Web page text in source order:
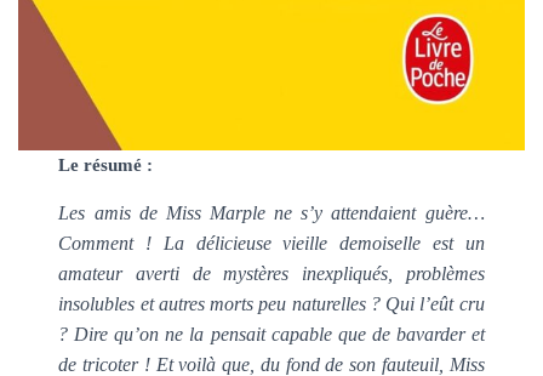
Le résumé :
Les amis de Miss Marple ne s’y attendaient guère…
Comment ! La délicieuse vieille demoiselle est un
amateur averti de mystères inexpliqués, problèmes
insolubles et autres morts peu naturelles ? Qui l’eût cru
? Dire qu’on ne la pensait capable que de bavarder et
de tricoter ! Et voilà que, du fond de son fauteuil, Miss